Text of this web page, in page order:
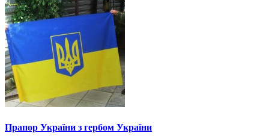
Прапор України з гербом України